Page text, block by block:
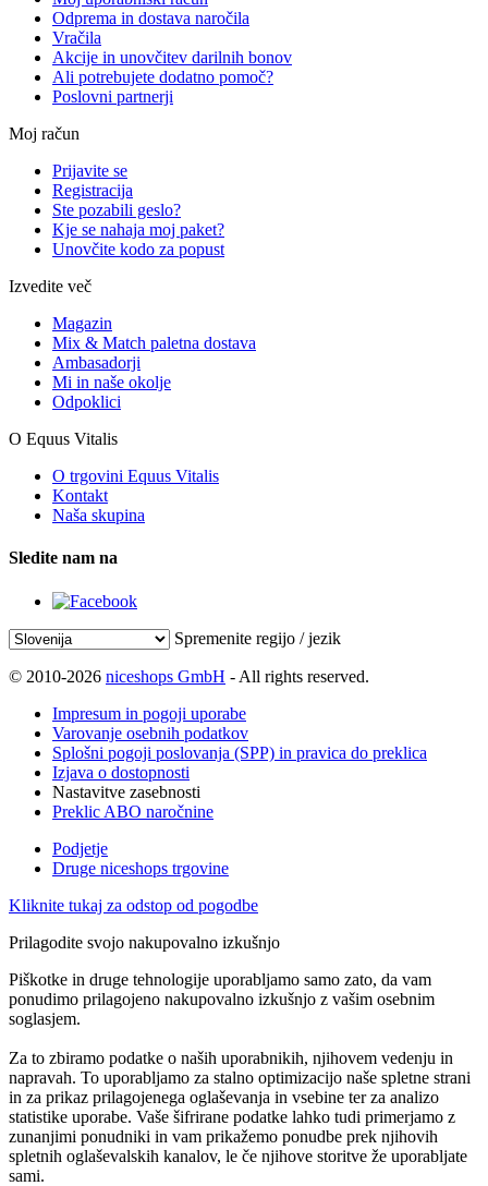
Odprema in dostava naročila
Vračila
Akcije in unovčitev darilnih bonov
Ali potrebujete dodatno pomoč?
Poslovni partnerji
Moj račun
Prijavite se
Registracija
Ste pozabili geslo?
Kje se nahaja moj paket?
Unovčite kodo za popust
Izvedite več
Magazin
Mix & Match paletna dostava
Ambasadorji
Mi in naše okolje
Odpoklici
O Equus Vitalis
O trgovini Equus Vitalis
Kontakt
Naša skupina
Sledite nam na
Spremenite regijo / jezik
© 2010-2026 niceshops GmbH - All rights reserved.
Impresum in pogoji uporabe
Varovanje osebnih podatkov
Splošni pogoji poslovanja (SPP) in pravica do preklica
Izjava o dostopnosti
Nastavitve zasebnosti
Preklic ABO naročnine
Podjetje
Druge niceshops trgovine
Kliknite tukaj za odstop od pogodbe
Prilagodite svojo nakupovalno izkušnjo
Piškotke in druge tehnologije uporabljamo samo zato, da vam
ponudimo prilagojeno nakupovalno izkušnjo z vašim osebnim
soglasjem.
Za to zbiramo podatke o naših uporabnikih, njihovem vedenju in
napravah. To uporabljamo za stalno optimizacijo naše spletne strani
in za prikaz prilagojenega oglaševanja in vsebine ter za analizo
statistike uporabe. Vaše šifrirane podatke lahko tudi primerjamo z
zunanjimi ponudniki in vam prikažemo ponudbe prek njihovih
spletnih oglaševalskih kanalov, le če njihove storitve že uporabljate
sami.